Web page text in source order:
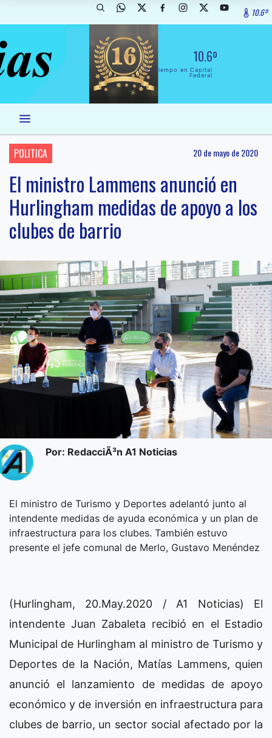
10.6º
10.6º
El Tiempo en Capital
Federal
POLITICA 20 de mayo de 2020
El ministro Lammens anunció en
Hurlingham medidas de apoyo a los
clubes de barrio
Por: RedacciÃ³n A1 Noticias
El ministro de Turismo y Deportes adelantó junto al
intendente medidas de ayuda económica y un plan de
infraestructura para los clubes. También estuvo
presente el jefe comunal de Merlo, Gustavo Menéndez
(Hurlingham, 20.May.2020 / A1 Noticias) El
intendente Juan Zabaleta recibió en el Estadio
Municipal de Hurlingham al ministro de Turismo y
Deportes de la Nación, Matías Lammens, quien
anunció el lanzamiento de medidas de apoyo
económico y de inversión en infraestructura para
clubes de barrio, un sector social afectado por la